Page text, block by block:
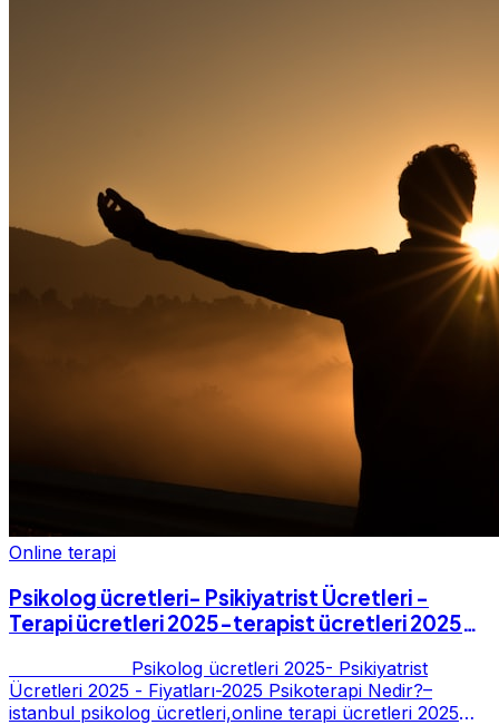
Online terapi
Psikolog ücretleri- Psikiyatrist Ücretleri -
Terapi ücretleri 2025-terapist ücretleri 2025-
Psikolog ücretleri 2025- Psikiyatrist
Ücretleri 2025 - Fiyatları-2025 Psikoterapi Nedir?–
istanbul psikolog ücretleri,online terapi ücretleri 2025